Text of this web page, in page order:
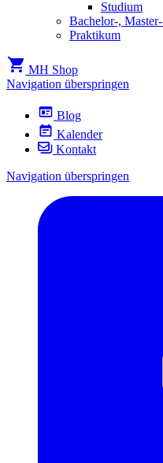
Studium
Bachelor-,
Praktikum
MH Shop
Navigation überspringen
Blog
Kalender
Kontakt
Navigation überspringen